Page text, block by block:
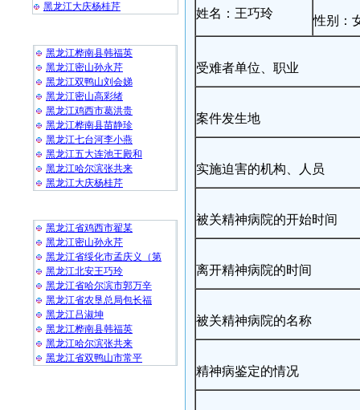
黑龙江大庆杨桂芹
黑龙江桦南县韩福英
黑龙江密山孙永芹
黑龙江双鸭山刘会娣
黑龙江密山高彩绪
黑龙江鸡西市葛洪贵
黑龙江桦南县苗静珍
黑龙江七台河李小燕
黑龙江五大连池王殿和
黑龙江哈尔滨张共来
黑龙江大庆杨桂芹
黑龙江省鸡西市翟某
黑龙江密山孙永芹
黑龙江省绥化市孟庆义（第
黑龙江北安王巧玲
黑龙江省哈尔滨市郭万辛
黑龙江省农垦总局包长福
黑龙江吕淑坤
黑龙江桦南县韩福英
黑龙江哈尔滨张共来
黑龙江省双鸭山市常平
姓名：王巧玲
性别：
受难者单位、职业
案件发生地
实施迫害的机构、人员
被关精神病院的开始时间
离开精神病院的时间
被关精神病院的名称
精神病鉴定的情况